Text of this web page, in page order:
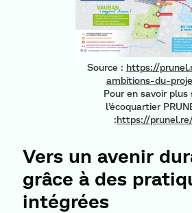
Source : https://
ambitions-du-
Pour en savoir plus
l’écoquartier
:https://
Vers un avenir
grâce à des
intégrées